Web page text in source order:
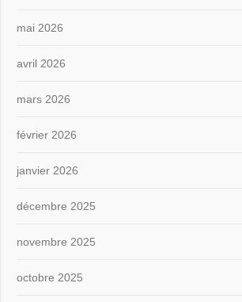
mai 2026
avril 2026
mars 2026
février 2026
janvier 2026
décembre 2025
novembre 2025
octobre 2025